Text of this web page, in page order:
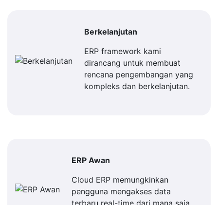
Berkelanjutan
ERP framework kami
dirancang untuk membuat
rencana pengembangan yang
kompleks dan berkelanjutan.
ERP Awan
Cloud ERP memungkinkan
pengguna mengakses data